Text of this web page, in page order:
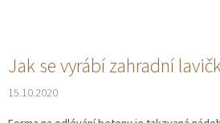
Jak se vyrábí zahradní
15.10.2020